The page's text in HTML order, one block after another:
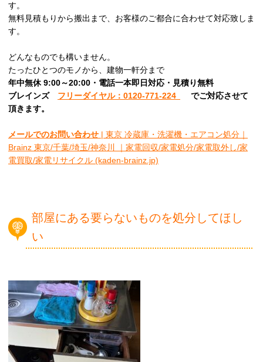
す。
無料見積もりから搬出まで、お客様のご都合に合わせて対応致しま
す。
どんなものでも構いません。
たったひとつのモノから、建物一軒分まで
年中無休 9:00～20:00・電話一本即日対応・見積り無料
ブレインズ フリーダイヤル：0120-771-224
でご対応させて
頂きます。
メールでのお問い合わせ | 東京 冷蔵庫・洗濯機・エアコン処分｜
Brainz 東京/千葉/埼玉/神奈川 ｜家電回収/家電処分/家電取外し/家
電買取/家電リサイクル (kaden-brainz.jp)
部屋にある要らないものを処分してほし
い